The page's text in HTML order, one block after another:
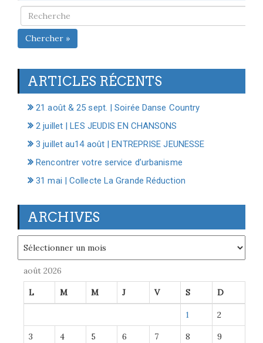
Chercher »
ARTICLES RÉCENTS
21 août & 25 sept. | Soirée Danse Country
2 juillet | LES JEUDIS EN CHANSONS
3 juillet au14 août | ENTREPRISE JEUNESSE
Rencontrer votre service d’urbanisme
31 mai | Collecte La Grande Réduction
ARCHIVES
août 2026
L M M J V S D
1 2
3 4 5 6 7 8 9